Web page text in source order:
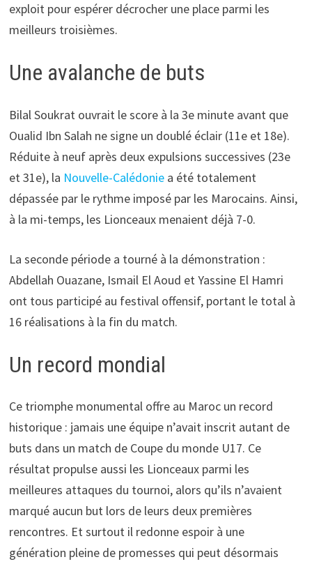
exploit pour espérer décrocher une place parmi les
meilleurs troisièmes.
Une avalanche de buts
Bilal Soukrat ouvrait le score à la 3e minute avant que
Oualid Ibn Salah ne signe un doublé éclair (11e et 18e).
Réduite à neuf après deux expulsions successives (23e
et 31e), la Nouvelle-Calédoniea été totalement
dépassée par le rythme imposé par les Marocains. Ainsi,
à la mi-temps, les Lionceaux menaient déjà 7-0.
La seconde période a tourné à la démonstration :
Abdellah Ouazane, Ismail El Aoud et Yassine El Hamri
ont tous participé au festival offensif, portant le total à
16 réalisations à la fin du match.
Un record mondial
Ce triomphe monumental offre au Maroc un record
historique : jamais une équipe n’avait inscrit autant de
buts dans un match de Coupe du monde U17. Ce
résultat propulse aussi les Lionceaux parmi les
meilleures attaques du tournoi, alors qu’ils n’avaient
marqué aucun but lors de leurs deux premières
rencontres. Et surtout il redonne espoir à une
génération pleine de promesses qui peut désormais